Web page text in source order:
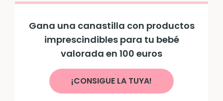
Gana una canastilla con productos
imprescindibles para tu bebé
valorada en 100 euros
¡CONSIGUE LA TUYA!